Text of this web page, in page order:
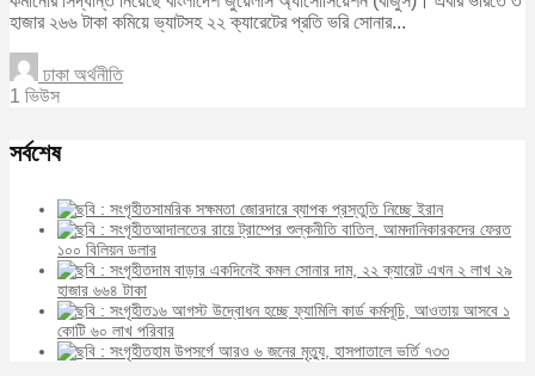
হাজার ২৬৬ টাকা কমিয়ে ভ্যাটসহ ২২ ক্যারেটের প্রতি ভরি সোনার...
ঢাকা অর্থনীতি
1 ভিউস
সর্বশেষ
সামরিক সক্ষমতা জোরদারে ব্যাপক প্রস্তুতি নিচ্ছে ইরান
আদালতের রায়ে ট্রাম্পের শুল্কনীতি বাতিল, আমদানিকারকদের ফেরত
১০০ বিলিয়ন ডলার
দাম বাড়ার একদিনেই কমল সোনার দাম, ২২ ক্যারেট এখন ২ লাখ ২৯
হাজার ৬৬৪ টাকা
১৬ আগস্ট উদ্বোধন হচ্ছে ফ্যামিলি কার্ড কর্মসূচি, আওতায় আসবে ১
কোটি ৬০ লাখ পরিবার
হাম উপসর্গে আরও ৬ জনের মৃত্যু, হাসপাতালে ভর্তি ৭৩৩